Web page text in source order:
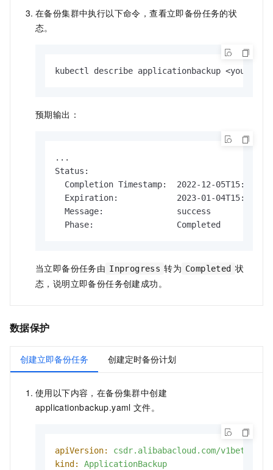
在备份集群中执行以下命令，查看立即备份任务的状
态。
kubectl describe applicationbackup
预期输出：
...
Status:
Completion Timestamp:  2022-12-
Expiration:            2023-01-
  Message:               success
  Phase:                 Completed
当立即备份任务由 Inprogress 转为 Completed 状
态，说明立即备份任务创建成功。
数据保护
创建立即备份任务 创建定时备份计划
使用以下内容，在备份集群中创建
applicationbackup.yaml 文件。
apiVersion:
csdr.alibabacloud.com/v1beta1
kind:
ApplicationBackup